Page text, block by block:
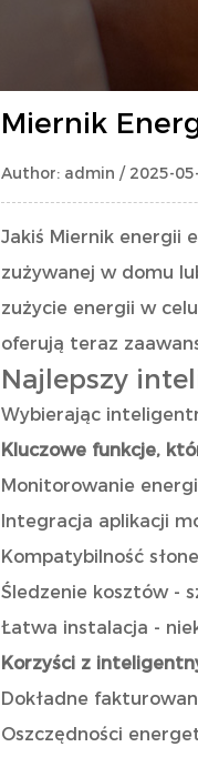
Miernik
Author: admin / 2025-
Jakiś Miernik energii
zużywanej w domu
zużycie energii w
oferują teraz
Najlepszy
Wybierając
Kluczowe funkcje,
Monitorowanie
Integracja aplikacji
Kompatybilność
Śledzenie kosztów -
Łatwa instalacja -
Korzyści z
Dokładne
Oszczędności